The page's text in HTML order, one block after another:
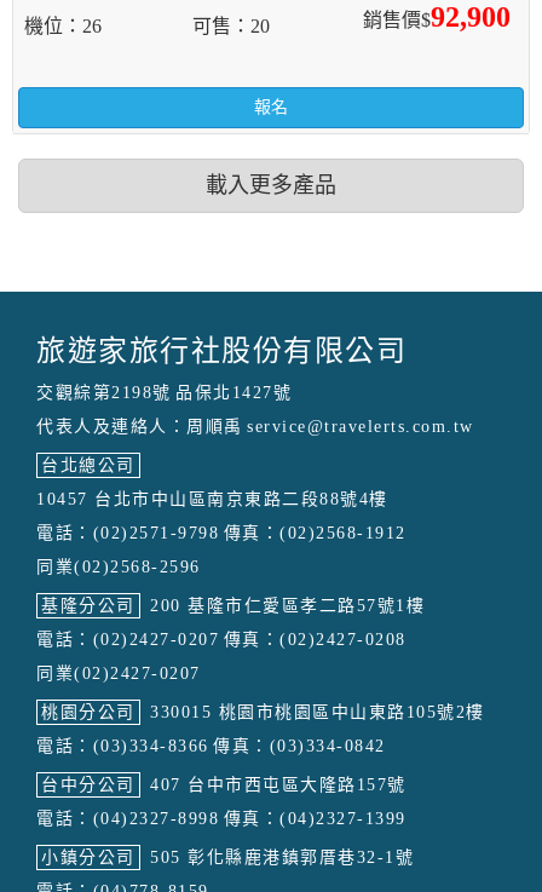
銷售價$92,900
機位 26 可售 20
報名
載入更多產品
旅遊家旅行社股份有限公司
交觀綜第2198號 品保北1427號
代表人及連絡人：周順禹 service@travelerts.com.tw
台北總公司
10457 台北市中山區南京東路二段88號4樓
電話：(02)2571-9798 傳真：(02)2568-1912
同業(02)2568-2596
基隆分公司
200 基隆市仁愛區孝二路57號1樓
電話：(02)2427-0207 傳真：(02)2427-0208
同業(02)2427-0207
桃園分公司
330015 桃園市桃園區中山東路105號2樓
電話：(03)334-8366 傳真：(03)334-0842
台中分公司
407 台中市西屯區大隆路157號
電話：(04)2327-8998 傳真：(04)2327-1399
小鎮分公司
505 彰化縣鹿港鎮郭厝巷32-1號